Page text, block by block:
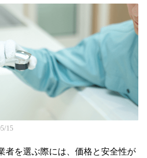
15
者を選ぶ際には、価格と安全性が